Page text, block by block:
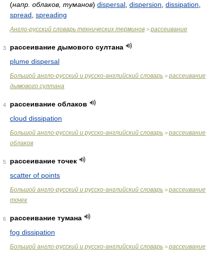
(напр. облаков, туманов) dispersal dispersion dissipation
spread spreading
Англо-русский словарь технических терминов > рассеивание
3
рассеивание дымового султана
plume dispersal
Большой англо-русский и русско-английский словарь > рассеивание
дымового султана
4
рассеивание облаков
cloud dissipation
Большой англо-русский и русско-английский словарь > рассеивание
облаков
5
рассеивание точек
scatter of points
Большой англо-русский и русско-английский словарь > рассеивание
точек
6
рассеивание тумана
fog dissipation
Большой англо-русский и русско-английский словарь > рассеивание